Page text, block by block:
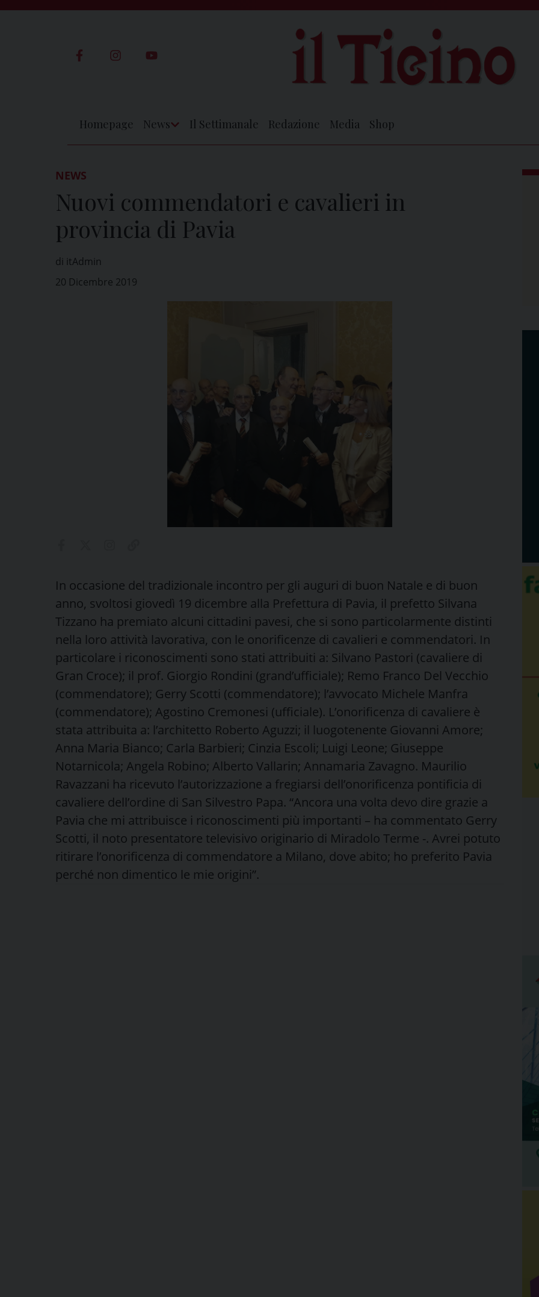
Homepage News Il Settimanale Redazione Media Shop
NEWS
Nuovi commendatori e cavalieri in
provincia di Pavia
di itAdmin
20 Dicembre 2019
In occasione del tradizionale incontro per gli auguri di buon Natale e di buon
anno, svoltosi giovedì 19 dicembre alla Prefettura di Pavia, il prefetto Silvana
Tizzano ha premiato alcuni cittadini pavesi, che si sono particolarmente distinti
nella loro attività lavorativa, con le onorificenze di cavalieri e commendatori. In
particolare i riconoscimenti sono stati attribuiti a: Silvano Pastori (cavaliere di
Gran Croce); il prof. Giorgio Rondini (grand’ufficiale); Remo Franco Del Vecchio
(commendatore); Gerry Scotti (commendatore); l’avvocato Michele Manfra
(commendatore); Agostino Cremonesi (ufficiale). L’onorificenza di cavaliere è
stata attribuita a: l’architetto Roberto Aguzzi; il luogotenente Giovanni Amore;
Anna Maria Bianco; Carla Barbieri; Cinzia Escoli; Luigi Leone; Giuseppe
Notarnicola; Angela Robino; Alberto Vallarin; Annamaria Zavagno. Maurilio
Ravazzani ha ricevuto l’autorizzazione a fregiarsi dell’onorificenza pontificia di
cavaliere dell’ordine di San Silvestro Papa. “Ancora una volta devo dire grazie a
Pavia che mi attribuisce i riconoscimenti più importanti – ha commentato Gerry
Scotti, il noto presentatore televisivo originario di Miradolo Terme -. Avrei potuto
ritirare l’onorificenza di commendatore a Milano, dove abito; ho preferito Pavia
perché non dimentico le mie origini”.